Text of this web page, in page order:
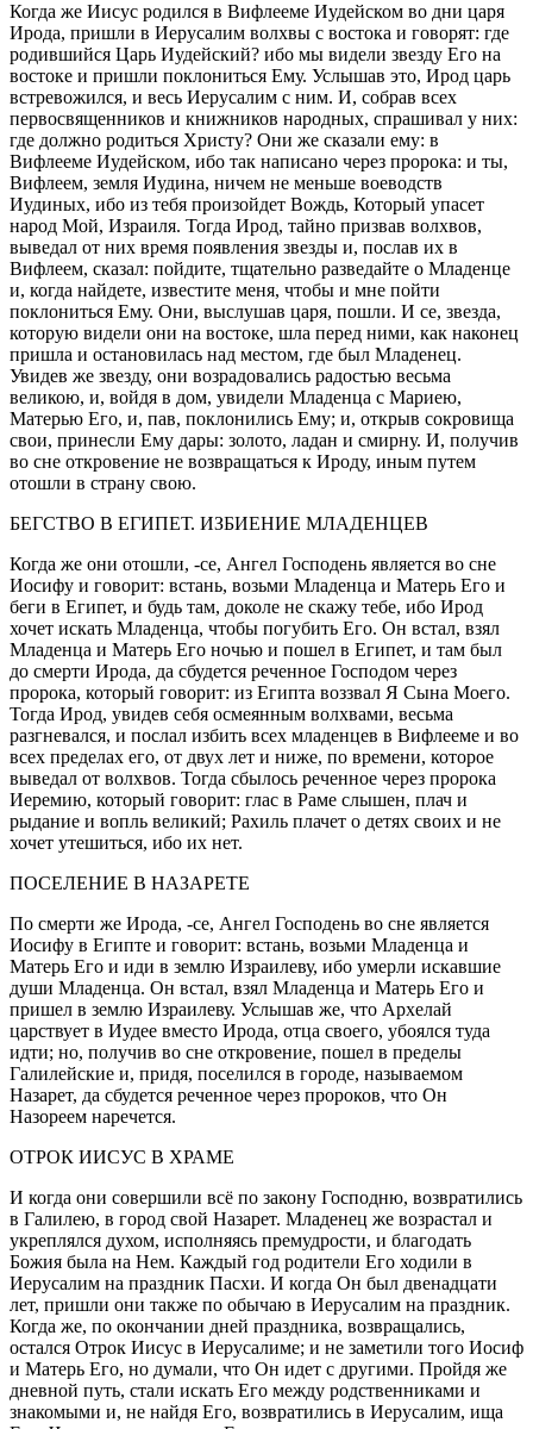
Когда же Иисус родился в Вифлееме Иудейском во дни царя
Ирода, пришли в Иерусалим волхвы с востока и говорят: где
родившийся Царь Иудейский? ибо мы видели звезду Его на
востоке и пришли поклониться Ему. Услышав это, Ирод царь
встревожился, и весь Иерусалим с ним. И, собрав всех
первосвященников и книжников народных, спрашивал у них:
где должно родиться Христу? Они же сказали ему: в
Вифлееме Иудейском, ибо так написано через пророка: и ты,
Вифлеем, земля Иудина, ничем не меньше воеводств
Иудиных, ибо из тебя произойдет Вождь, Который упасет
народ Мой, Израиля. Тогда Ирод, тайно призвав волхвов,
выведал от них время появления звезды и, послав их в
Вифлеем, сказал: пойдите, тщательно разведайте о Младенце
и, когда найдете, известите меня, чтобы и мне пойти
поклониться Ему. Они, выслушав царя, пошли. И се, звезда,
которую видели они на востоке, шла перед ними, как наконец
пришла и остановилась над местом, где был Младенец.
Увидев же звезду, они возрадовались радостью весьма
великою, и, войдя в дом, увидели Младенца с Мариею,
Матерью Его, и, пав, поклонились Ему; и, открыв сокровища
свои, принесли Ему дары: золото, ладан и смирну. И, получив
во сне откровение не возвращаться к Ироду, иным путем
отошли в страну свою.
БЕГСТВО В ЕГИПЕТ. ИЗБИЕНИЕ МЛАДЕНЦЕВ
Когда же они отошли, -се, Ангел Господень является во сне
Иосифу и говорит: встань, возьми Младенца и Матерь Его и
беги в Египет, и будь там, доколе не скажу тебе, ибо Ирод
хочет искать Младенца, чтобы погубить Его. Он встал, взял
Младенца и Матерь Его ночью и пошел в Египет, и там был
до смерти Ирода, да сбудется реченное Господом через
пророка, который говорит: из Египта воззвал Я Сына Моего.
Тогда Ирод, увидев себя осмеянным волхвами, весьма
разгневался, и послал избить всех младенцев в Вифлееме и во
всех пределах его, от двух лет и ниже, по времени, которое
выведал от волхвов. Тогда сбылось реченное через пророка
Иеремию, который говорит: глас в Раме слышен, плач и
рыдание и вопль великий; Рахиль плачет о детях своих и не
хочет утешиться, ибо их нет.
ПОСЕЛЕНИЕ В НАЗАРЕТЕ
По смерти же Ирода, -се, Ангел Господень во сне является
Иосифу в Египте и говорит: встань, возьми Младенца и
Матерь Его и иди в землю Израилеву, ибо умерли искавшие
души Младенца. Он встал, взял Младенца и Матерь Его и
пришел в землю Израилеву. Услышав же, что Архелай
царствует в Иудее вместо Ирода, отца своего, убоялся туда
идти; но, получив во сне откровение, пошел в пределы
Галилейские и, придя, поселился в городе, называемом
Назарет, да сбудется реченное через пророков, что Он
Назореем наречется.
ОТРОК ИИСУС В ХРАМЕ
И когда они совершили всё по закону Господню, возвратились
в Галилею, в город свой Назарет. Младенец же возрастал и
укреплялся духом, исполняясь премудрости, и благодать
Божия была на Нем. Каждый год родители Его ходили в
Иерусалим на праздник Пасхи. И когда Он был двенадцати
лет, пришли они также по обычаю в Иерусалим на праздник.
Когда же, по окончании дней праздника, возвращались,
остался Отрок Иисус в Иерусалиме; и не заметили того Иосиф
и Матерь Его, но думали, что Он идет с другими. Пройдя же
дневной путь, стали искать Его между родственниками и
знакомыми и, не найдя Его, возвратились в Иерусалим, ища